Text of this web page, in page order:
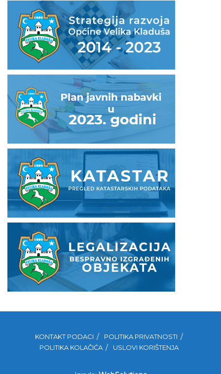
KONTAKT PODACI
POLITIKA PRIVATNOSTI
POLITIKA KOLAČIĆA
USLOVI KORIŠTENJA